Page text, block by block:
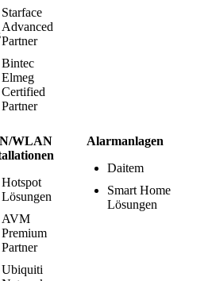
Starface
Advanced
Partner
Bintec
Elmeg
Certified
Partner
WLAN
Hotspot
Lösungen
AVM
Premium
Partner
Ubiquiti
Alarmanlagen
Daitem
Smart Home
Lösungen